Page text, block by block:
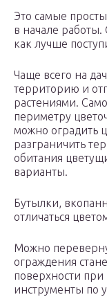
Это самые
в начале
как лучше
Чаще всего на
территорию и
растениями.
периметру
можно оградить
разграничить
обитания
варианты.
Бутылки,
отличаться
Можно
ограждения
поверхности при
инструменты по